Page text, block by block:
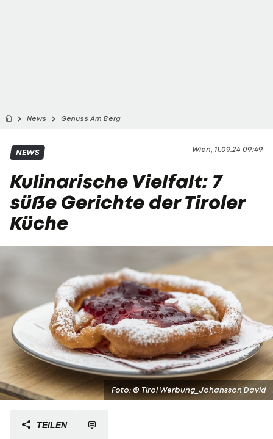
News Genuss Am Berg
Wien, 11.09.24 09:49
NEWS
Kulinarische Vielfalt: 7
süße Gerichte der Tiroler
Küche
Foto: © Tirol Werbung_Johansson David
TEILEN